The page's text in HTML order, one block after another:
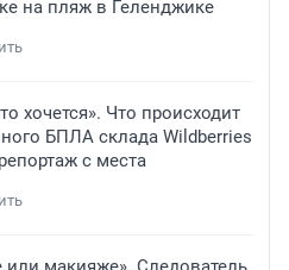
на пляж в Геленджике
хочется». Что происходит
БПЛА склада Wildberries
с места